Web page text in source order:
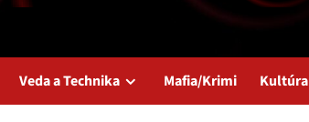
Veda a Technika Mafia/Krimi Kultúra